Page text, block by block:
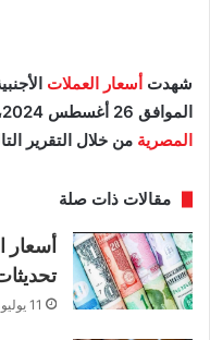
شهدت أسعار العملات
الموافق 26 أغسطس 2024، ويرصد
المصرية من خلال التقرير
مقالات ذات صلة
أسعار
تحديثات
11 يوليو، 2026